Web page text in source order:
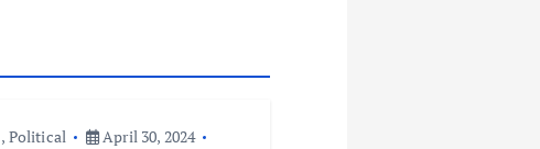
, Political April 30, 2024